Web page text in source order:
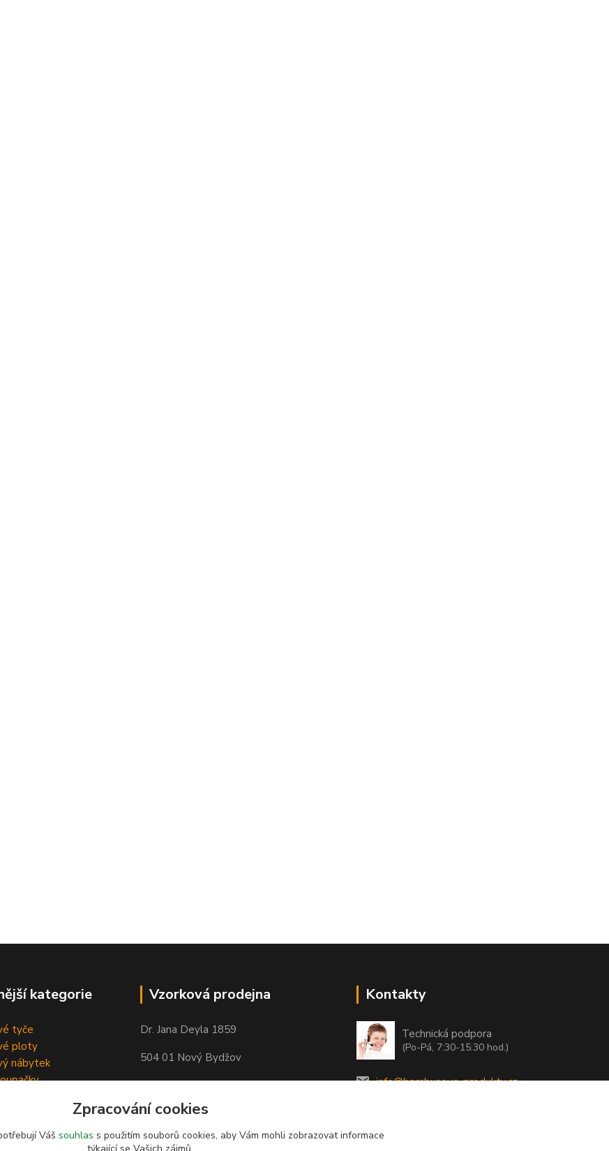
kategorie
tyče
ploty
nábytek
Vzorková prodejna
Dr. Jana Deyla 1859
504 01 Nový Bydžov
Otevírací doba:
Po - Pá 8:00 - 17:00
So - 8:00 - 17:00
Kontakty
Technická podpora
(Po-Pá, 7:30-15:30 hod.)
info@bambusove-produkty.cz
Zpracování cookies
Váš souhlas s použitím souborů cookies, aby Vám mohli zobrazovat informace